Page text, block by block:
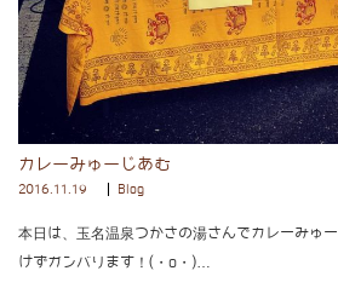
カレーみゅーじあむ
2016.11.19 Blog
本日は、玉名温泉つかさの湯さんでカレーみゅ
けずガンバります！(・o・)…